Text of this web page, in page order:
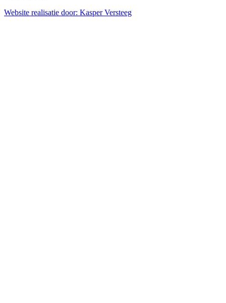
Website realisatie door: Kasper Versteeg